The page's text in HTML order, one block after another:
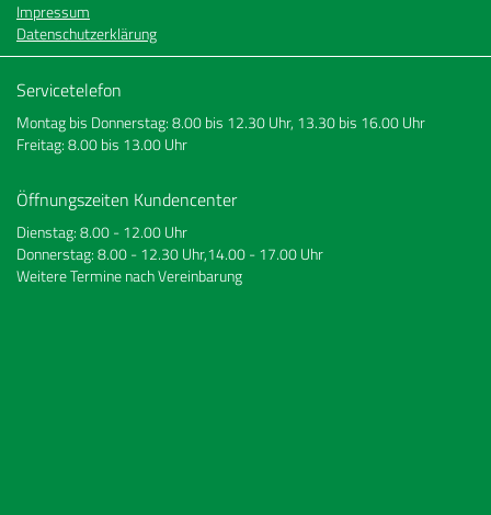
Impressum
Datenschutzerklärung
Servicetelefon
Montag bis Donnerstag: 8.00 bis 12.30 Uhr, 13.30 bis 16.00 Uhr
Freitag: 8.00 bis 13.00 Uhr
Öffnungszeiten Kundencenter
Dienstag: 8.00 - 12.00 Uhr
Donnerstag: 8.00 - 12.30 Uhr,14.00 - 17.00 Uhr
Weitere Termine nach Vereinbarung